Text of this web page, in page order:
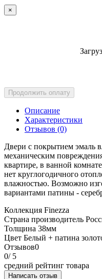
×
Продолжить оплату
Описание
Характеристики
Отзывов (0)
Двери с покрытием эмаль
механическим
квартире, в ванной
нет круглогодичного
влажностью. Возможно
вариантами патины -
Коллекция Finezza
Страна производитель
Толщина 38мм
Цвет Белый + патина
Отзывов0
0/ 5
средний рейтинг товара
Написать отзыв